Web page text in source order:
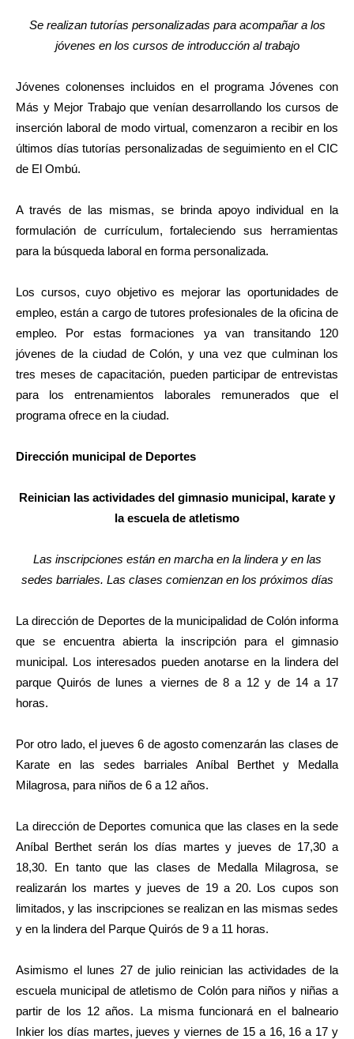
Se realizan tutorías personalizadas para acompañar a los
jóvenes en los cursos de introducción al trabajo
Jóvenes colonenses incluidos en el programa Jóvenes con
Más y Mejor Trabajo que venían desarrollando los cursos de
inserción laboral de modo virtual, comenzaron a recibir en los
últimos días tutorías personalizadas de seguimiento en el CIC
de El Ombú.
A través de las mismas, se brinda apoyo individual en la
formulación de currículum, fortaleciendo sus herramientas
para la búsqueda laboral en forma personalizada.
Los cursos, cuyo objetivo es mejorar las oportunidades de
empleo, están a cargo de tutores profesionales de la oficina de
empleo. Por estas formaciones ya van transitando 120
jóvenes de la ciudad de Colón, y una vez que culminan los
tres meses de capacitación, pueden participar de entrevistas
para los entrenamientos laborales remunerados que el
programa ofrece en la ciudad.
Dirección municipal de Deportes
Reinician las actividades del gimnasio municipal, karate y
la escuela de atletismo
Las inscripciones están en marcha en la lindera y en las
sedes barriales. Las clases comienzan en los próximos días
La dirección de Deportes de la municipalidad de Colón informa
que se encuentra abierta la inscripción para el gimnasio
municipal. Los interesados pueden anotarse en la lindera del
parque Quirós de lunes a viernes de 8 a 12 y de 14 a 17
horas.
Por otro lado, el jueves 6 de agosto comenzarán las clases de
Karate en las sedes barriales Aníbal Berthet y Medalla
Milagrosa, para niños de 6 a 12 años.
La dirección de Deportes comunica que las clases en la sede
Aníbal Berthet serán los días martes y jueves de 17,30 a
18,30. En tanto que las clases de Medalla Milagrosa, se
realizarán los martes y jueves de 19 a 20. Los cupos son
limitados, y las inscripciones se realizan en las mismas sedes
y en la lindera del Parque Quirós de 9 a 11 horas.
Asimismo el lunes 27 de julio reinician las actividades de la
escuela municipal de atletismo de Colón para niños y niñas a
partir de los 12 años. La misma funcionará en el balneario
Inkier los días martes, jueves y viernes de 15 a 16, 16 a 17 y